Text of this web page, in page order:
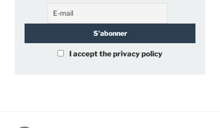
I accept the privacy policy